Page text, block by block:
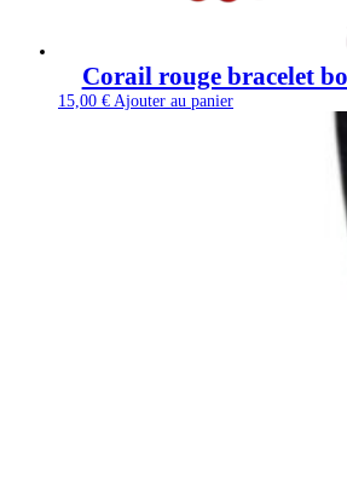
Corail rouge bracelet
15,00 € Ajouter au panier